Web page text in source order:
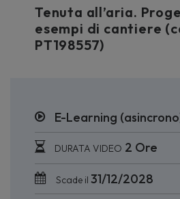
Tenuta all’aria.
esempi di cantiere
PT198557)
E-Learning
DURATA VIDEO 2 Ore
Scade il 31/12/2028